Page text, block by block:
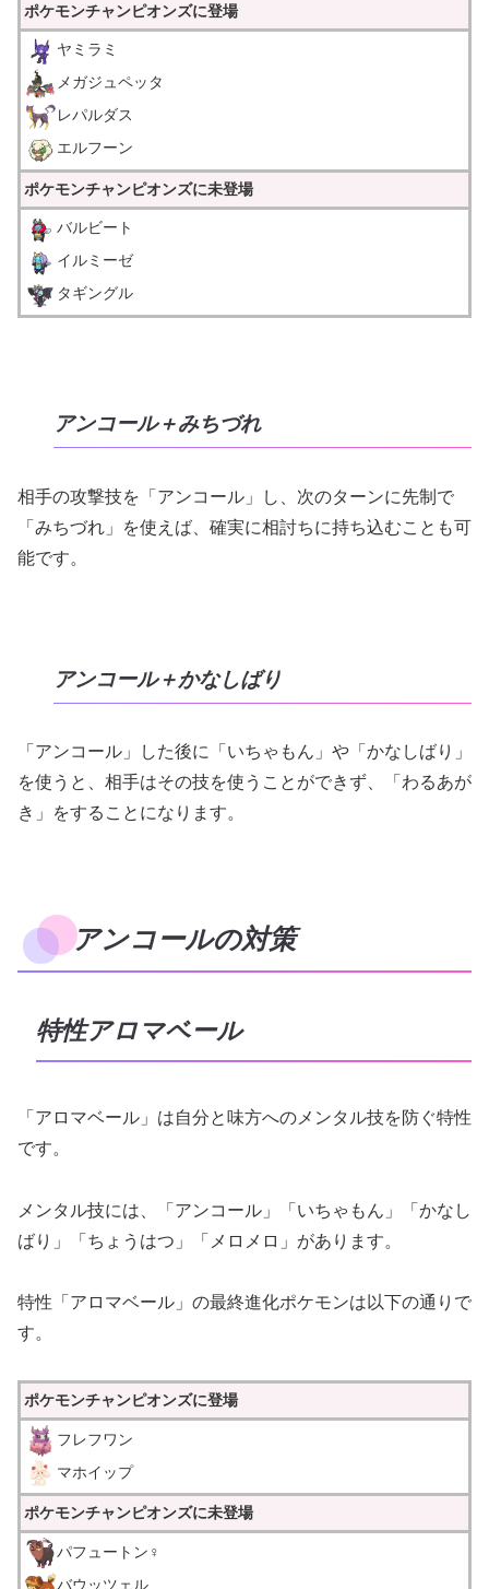
ポケモンチャンピオンズに登場
ヤミラミ
メガジュペッタ
レパルダス
エルフーン
ポケモンチャンピオンズに未登場
バルビート
イルミーゼ
タギングル
アンコール＋みちづれ
相手の攻撃技を「アンコール」し、次のターンに先制で
「みちづれ」を使えば、確実に相討ちに持ち込むことも可
能です。
アンコール＋かなしばり
「アンコール」した後に「いちゃもん」や「かなしばり」
を使うと、相手はその技を使うことができず、「わるあが
き」をすることになります。
アンコールの対策
特性アロマベール
「アロマベール」は自分と味方へのメンタル技を防ぐ特性
です。
メンタル技には、「アンコール」「いちゃもん」「かなし
ばり」「ちょうはつ」「メロメロ」があります。
特性「アロマベール」の最終進化ポケモンは以下の通りで
す。
ポケモンチャンピオンズに登場
フレフワン
マホイップ
ポケモンチャンピオンズに未登場
パフュートン♀
バウッツェル